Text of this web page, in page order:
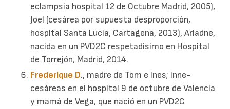
eclampsia hospital 12 de Octubre Madrid, 2005),
Joel (cesárea por supuesta desproporción,
hospital Santa Lucía, Cartagena, 2013), Ariadne,
nacida en un PVD2C respetadísimo en Hospital
de Torrejón, Madrid, 2014.
Frederique D., madre de Tom e Ines; inne-
cesáreas en el hospital 9 de octubre de Valencia
y mamá de Vega, que nació en un PVD2C